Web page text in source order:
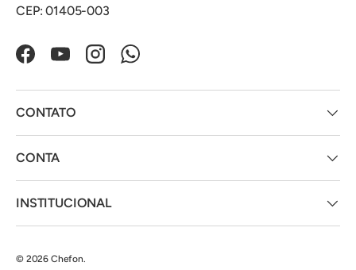
CEP: 01405-003
FacebookYouTubeInstagramWhatsApp
CONTATO
CONTA
INSTITUCIONAL
© 2026 Chefon.